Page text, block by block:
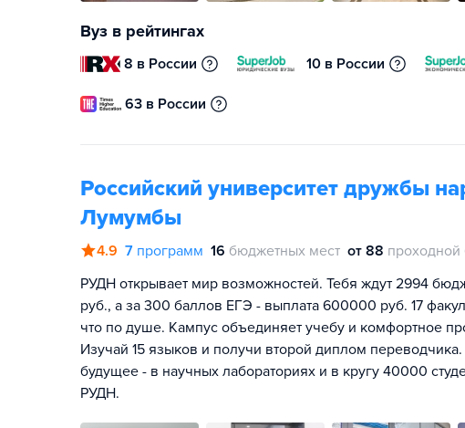
Вуз в рейтингах
8 в России 10 в России
63 в России
Российский университет дружбы
Лумумбы
4.9 7 программ 16 бюджетных мест от 88 проходной
РУДН открывает мир возможностей. Тебя ждут 2994
руб., а за 300 баллов ЕГЭ - выплата 600000 руб. 17
что по душе. Кампус объединяет учебу и комфортное
Изучай 15 языков и получи второй диплом
будущее - в научных лабораториях и в кругу 40000
РУДН.